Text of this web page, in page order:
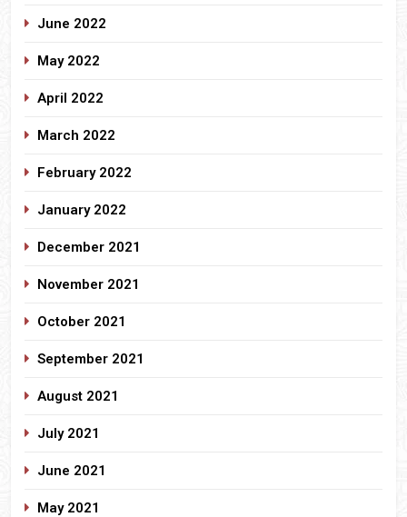
June 2022
May 2022
April 2022
March 2022
February 2022
January 2022
December 2021
November 2021
October 2021
September 2021
August 2021
July 2021
June 2021
May 2021